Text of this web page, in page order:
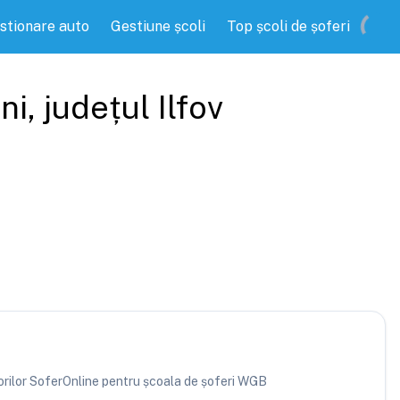
auto Gestiune școli Top școli de șoferi
, județul Ilfov
SoferOnline pentru școala de șoferi WGB